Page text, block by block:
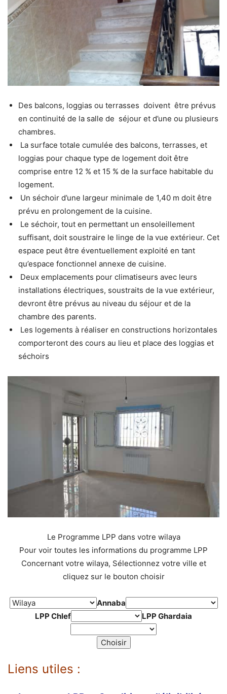
Des balcons, loggias ou terrasses doivent être prévus
en continuité de la salle de séjour et d’une ou plusieurs
chambres.
La surface totale cumulée des balcons, terrasses, et
loggias pour chaque type de logement doit être
comprise entre 12 % et 15 % de la surface habitable du
logement.
Un séchoir d’une largeur minimale de 1,40 m doit être
prévu en prolongement de la cuisine.
Le séchoir, tout en permettant un ensoleillement
suffisant, doit soustraire le linge de la vue extérieur. Cet
espace peut être éventuellement exploité en tant
qu’espace fonctionnel annexe de cuisine.
Deux emplacements pour climatiseurs avec leurs
installations électriques, soustraits de la vue extérieur,
devront être prévus au niveau du séjour et de la
chambre des parents.
Les logements à réaliser en constructions horizontales
comporteront des cours au lieu et place des loggias et
séchoirs
Le Programme LPP dans votre wilaya
Pour voir toutes les informations du programme LPP
Concernant votre wilaya, Sélectionnez votre ville et
cliquez sur le bouton choisir
Annaba
LPP Chlef
LPP Ghardaia
Liens utiles :